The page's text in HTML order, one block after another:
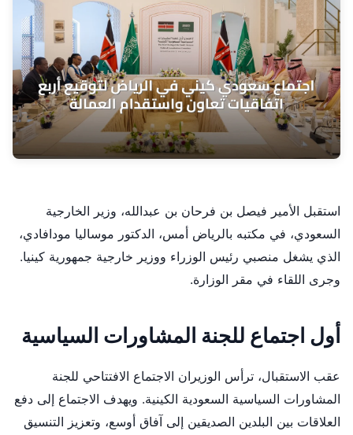
استقبل الأمير فيصل بن فرحان بن عبدالله، وزير الخارجية
السعودي، في مكتبه بالرياض أمس، الدكتور موساليا مودافادي،
الذي يشغل منصبي رئيس الوزراء ووزير خارجية جمهورية كينيا.
وجرى اللقاء في مقر الوزارة.
أول اجتماع للجنة المشاورات السياسية
عقب الاستقبال، ترأس الوزيران الاجتماع الافتتاحي للجنة
المشاورات السياسية السعودية الكينية. ويهدف الاجتماع إلى دفع
العلاقات بين البلدين الصديقين إلى آفاق أوسع، وتعزيز التنسيق